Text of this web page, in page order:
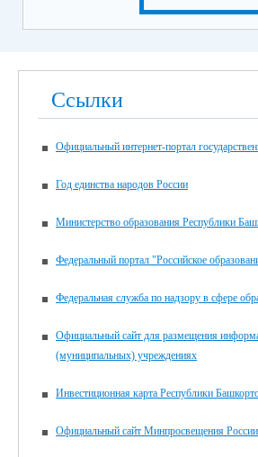
интеллекта, получающих образование
основной общеобразовательной
21 мая 2026 года – по учебным
25 мая 2026 года – по учебным
29 мая 2026 года – по учебному
Желаем всем выпускникам успехов!!!
Ссылки
Официальный интернет-портал
Год единства народов России
Министерство образования Республики
Федеральный портал "Российское
Федеральная служба по надзору в сфере
Официальный сайт для размещения
(муниципальных) учреждениях
Инвестиционная карта Республики
Официальный сайт Минпросвещения России